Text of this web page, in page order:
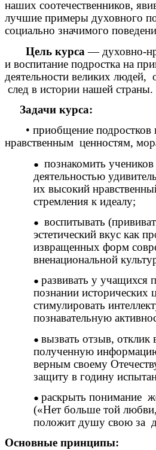
наших соотечественников,
лучшие примеры духовного
социально значимого
Цель курса — духовно-
и воспитание подростка на
деятельности великих людей,
след в истории нашей страны.
Задачи курса:
• приобщение подростков
нравственным ценностям,
познакомить
деятельностью
их высокий
стремления к идеалу;
воспитывать
эстетический вкус как
извращенных форм
вненациональной
развивать у учащихся
познании исторических
стимулировать
познавательную
вызвать отзыв, отклик
полученную
верным своему
защиту в годину
раскрыть понимание
(«Нет больше той любви,
положит душу свою за
Основные принципы: